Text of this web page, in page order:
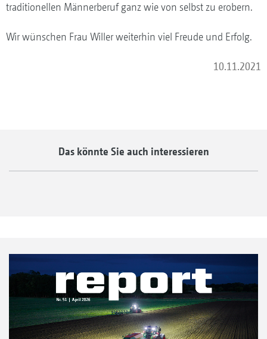
traditionellen Männerberuf ganz wie von selbst zu erobern.
Wir wünschen Frau Willer weiterhin viel Freude und Erfolg.
10.11.2021
Das könnte Sie auch interessieren